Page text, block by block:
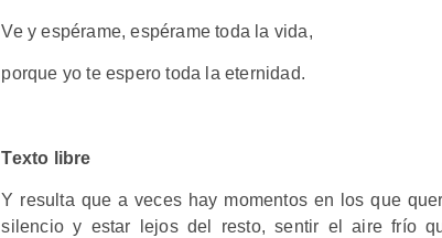
Ve y espérame, espérame toda la vida,
porque yo te espero toda la eternidad.
Texto libre
Y resulta que a veces hay momentos en los que
silencio y estar lejos del resto, sentir el aire frío